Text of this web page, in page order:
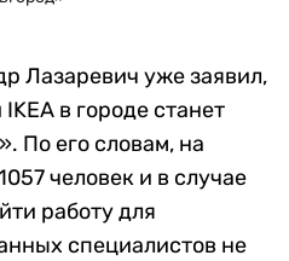
Лазаревич уже заявил,
в городе станет
По его словам, на
человек и в случае
работу для
специалистов не